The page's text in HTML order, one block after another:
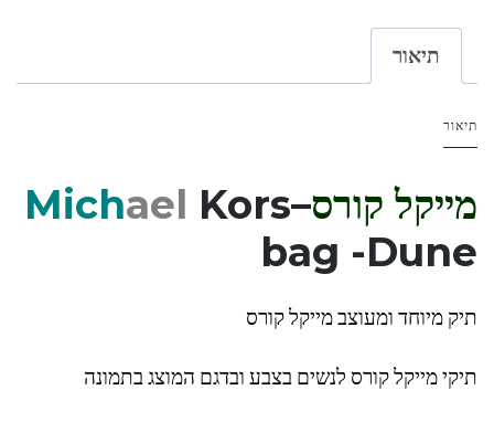
תיאור
תיאור
מייקל קורס–
Michael Kors
bag -Dune
תיק מיוחד ומעוצב מייקל קורס
תיקי מייקל קורס לנשים בצבע ובדגם המוצג בתמונה